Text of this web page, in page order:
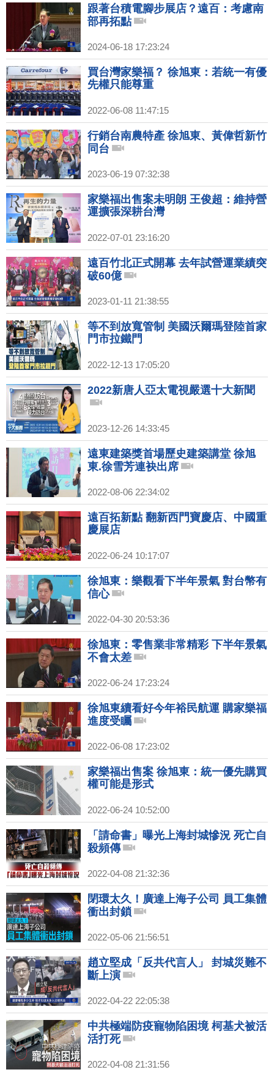
跟著台積電腳步展店？遠百：考慮南
部再拓點
2024-06-18 17:23:24
買台灣家樂福？ 徐旭東：若統一有優
先權只能尊重
2022-06-08 11:47:15
行銷台南農特產 徐旭東、黃偉哲新竹
同台
2023-06-19 07:32:38
家樂福出售案未明朗 王俊超：維持營
運擴張深耕台灣
2022-07-01 23:16:20
遠百竹北正式開幕 去年試營運業績突
破60億
2023-01-11 21:38:55
等不到放寬管制 美國沃爾瑪登陸首家
門市拉鐵門
2022-12-13 17:05:20
2022新唐人亞太電視嚴選十大新聞
2023-12-26 14:33:45
遠東建築獎首場歷史建築講堂 徐旭
東.徐雪芳連袂出席
2022-08-06 22:34:02
遠百拓新點 翻新西門寶慶店、中國重
慶展店
2022-06-24 10:17:07
徐旭東：樂觀看下半年景氣 對台幣有
信心
2022-04-30 20:53:36
徐旭東：零售業非常精彩 下半年景氣
不會太差
2022-06-24 17:23:24
徐旭東續看好今年裕民航運 購家樂福
進度受矚
2022-06-08 17:23:02
家樂福出售案 徐旭東：統一優先購買
權可能是形式
2022-06-24 10:52:00
「請命書」曝光上海封城慘況 死亡自
殺頻傳
2022-04-08 21:32:36
閉環太久！廣達上海子公司 員工集體
衝出封鎖
2022-05-06 21:56:51
趙立堅成「反共代言人」 封城災難不
斷上演
2022-04-22 22:05:38
中共極端防疫寵物陷困境 柯基犬被活
活打死
2022-04-08 21:31:56